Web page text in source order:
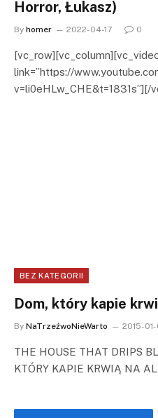
Horror, Łukasz)
By homer 2022-04-17 0
link=”https://
v=li0eHLw_CHE&t=1831s”][/
BEZ KATEGORII
Dom, który kapie
By NaTrzeźwoNieWarto 2015-
THE HOUSE THAT DRIPS
KTÓRY KAPIE KRWIĄ NA